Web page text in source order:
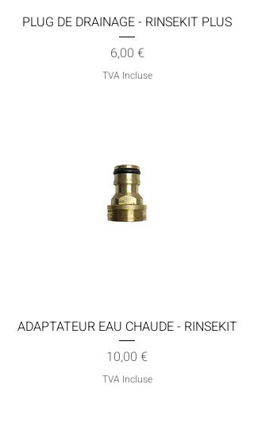
PLUG DE DRAINAGE - RINSEKIT PLUS
Prix
6,00 €
TVA Incluse
ADAPTATEUR EAU CHAUDE - RINSEKIT
Prix
10,00 €
TVA Incluse